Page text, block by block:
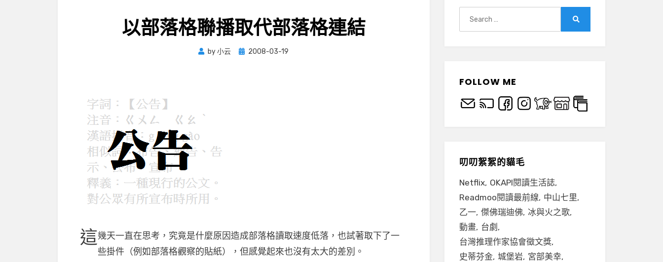
以部落格聯播取代部落格連結
by小云
Posted
2008-03-19
這幾天一直在思考，究竟是什麼原因造成部落格讀取速度低落，也試著取下了一
些掛件（例如部落格觀察的貼紙），但感覺起來也沒有太大的差別。
FOLLOW ME
叨叨絮絮的貓毛
Netflix OKAPI閱讀生活誌
Readmoo閱讀最前線 中山七里
乙一 傑佛瑞迪佛 冰與火之歌
動畫 台劇
台灣推理作家協會徵文獎
史蒂芬金 城堡岩 宮部美幸